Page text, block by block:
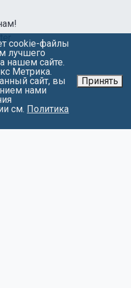
cookie-файлы
лучшего
нашем сайте.
Метрика.
сайт, вы
нами
см. Политика
Принять